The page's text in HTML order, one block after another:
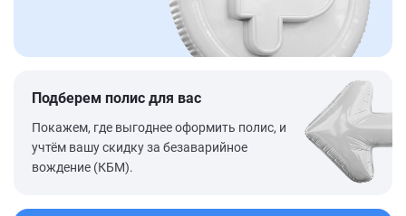
Подберем полис для вас
Покажем, где выгоднее оформить полис, и
учтём вашу скидку за безаварийное
вождение (КБМ).